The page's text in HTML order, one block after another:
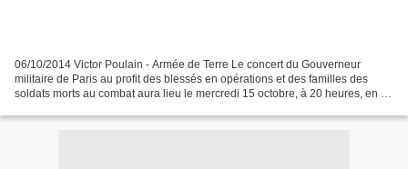
06/10/2014 Victor Poulain - Armée de Terre Le concert du Gouverneur
militaire de Paris au profit des blessés en opérations et des familles des
soldats morts au combat aura lieu le mercredi 15 octobre, à 20 heures, en la